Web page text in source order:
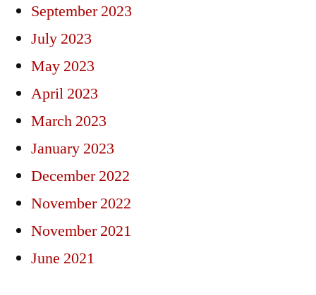
September 2023
July 2023
May 2023
April 2023
March 2023
January 2023
December 2022
November 2022
November 2021
June 2021